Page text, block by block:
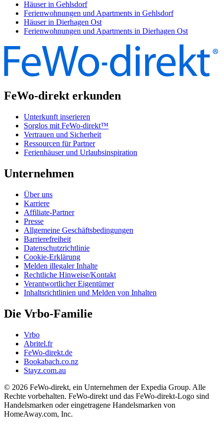
Häuser in Gehlsdorf
Ferienwohnungen und Apartments in Gehlsdorf
Häuser in Dierhagen Ost
Ferienwohnungen und Apartments in Dierhagen Ost
FeWo-direkt erkunden
Unterkunft inserieren
Sorglos mit FeWo-direkt™
Vertrauen und Sicherheit
Ressourcen für Partner
Ferienhäuser und Urlaubsinspiration
Unternehmen
Über uns
Karriere
Affiliate-Partner
Presse
Allgemeine Geschäftsbedingungen
Barrierefreiheit
Datenschutzrichtlinie
Cookie-Erklärung
Melden illegaler Inhalte
Rechtliche Hinweise/Kontakt
Verantwortlicher Eigentümer
Inhaltsrichtlinien und Melden von Inhalten
Die Vrbo-Familie
Vrbo
Abritel.fr
FeWo-direkt.de
Bookabach.co.nz
Stayz.com.au
© 2026 FeWo-direkt, ein Unternehmen der Expedia Group. Alle
Rechte vorbehalten. FeWo-direkt und das FeWo-direkt-Logo sind
Handelsmarken oder eingetragene Handelsmarken von
HomeAway.com, Inc.